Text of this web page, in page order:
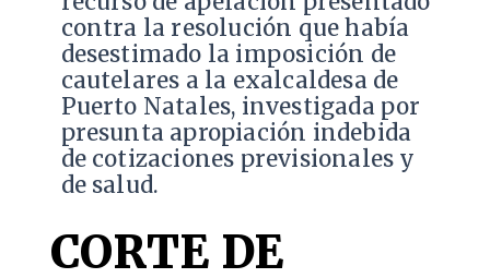
contra la resolución que había
desestimado la imposición de
cautelares a la exalcaldesa de
Puerto Natales, investigada por
presunta apropiación indebida
de cotizaciones previsionales y
de salud.
CORTE DE